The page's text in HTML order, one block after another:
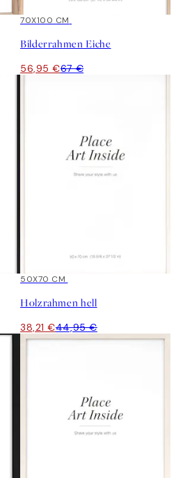
15%*
70X100 CM
Bilderrahmen Eiche
56,95 €67 €
15%*
50X70 CM
Holzrahmen hell
38,21 €44,95 €